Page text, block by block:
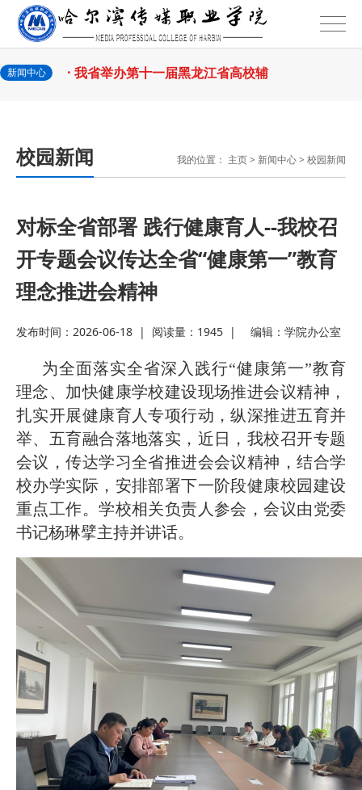
新闻中心
话 2026-07-31
· 省教育厅举行树立和践行正确政绩
观学习教育 2026-07-31
· 我省举办第十一届黑龙江省高校辅
院党委 2026-07-27
· 黑龙江省高校在第六届全国高校教
师教学创新 2026-07-25
· 教育部2026年“宏志助航计划”师资
培训 2026-07-24
· 凝心聚力绘蓝图 踔厉奋进启新程
—— 哈 2026-07-23
· 强化政治担当 锤炼过硬本领--哈尔
滨传媒 2026-07-23
· 教育部公布名单，黑龙江这些教师
和团队获奖 2026-07-31
· 省委常委会召开会议 许勤主持并讲
话 2026-07-31
· 省教育厅举行树立和践行正确政绩
观学习教育 2026-07-31
· 我省举办第十一届黑龙江省高校辅
导员素质能 2026-07-27
· 深学经济思想 发展新质生产力--学
院党委 2026-07-27
· 黑龙江省高校在第六届全国高校教
师教学创新 2026-07-25
· 教育部2026年“宏志助航计划”师资
培训 2026-07-24
· 凝心聚力绘蓝图 踔厉奋进启新程
校园新闻 我的位置： 主页> 新闻中心> 校园新闻
对标全省部署 践行健康育人--我校召
开专题会议传达全省“健康第一”教育
理念推进会精神
发布时间：2026-06-18 | 阅读量：1945 | 编辑： 学院办公室
为全面落实全省深入践行“健康第一”教育
理念、加快健康学校建设现场推进会议精神，
扎实开展健康育人专项行动，纵深推进五育并
举、五育融合落地落实，近日，我校召开专题
会议，传达学习全省推进会会议精神，结合学
校办学实际，安排部署下一阶段健康校园建设
重点工作。学校相关负责人参会，会议由党委
书记杨琳擘主持并讲话。